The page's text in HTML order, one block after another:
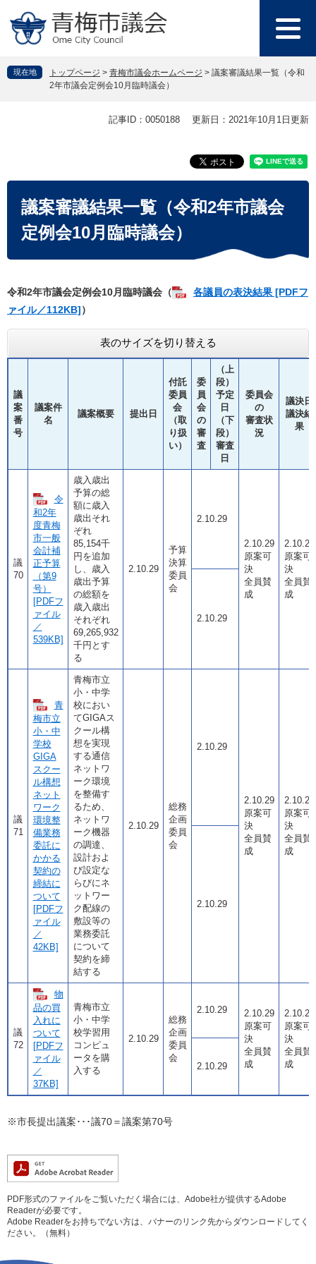
先
頭
を
飛
現在地 トップページ > 青梅市議会ホームページ > 議案審議結果一覧（令和
2年市議会定例会10月臨時議会）
記事ID：0050188 更新日：2021年10月1日更新
議案審議結果一覧（令和2年市議会
定例会10月臨時議会）
令和2年市議会定例会10月臨時議会（
各議員の表決結果 [PDFフ
ァイル／112KB]）
表のサイズを切り替える
議
案
番
号
議案件
名
議案概要 提出日
付託
委員
会
（取
り扱
い）
委
員
会
の
審
査
（上
段）
予定
日
（下
段）
審査
日
委員会
の
審査状
況
議決日
議決結
果
議
70
令
和2年
度青梅
市一般
会計補
正予算
（第9
号）
[PDFフ
ァイル
／
539KB]
歳入歳出
予算の総
額に歳入
歳出それ
ぞれ
85,154千
円を追加
し、歳入
歳出予算
の総額を
歳入歳出
それぞれ
69,265,932
千円とす
る
2.10.29
予算
決算
委員
会
2.10.29
2.10.29
原案可
決
全員賛
成
2.10.29
原案可
決
全員賛
成
2.10.29
議
71
青
梅市立
小・中
学校
GIGA
スクー
ル構想
ネット
ワーク
環境整
備業務
委託に
かかる
契約の
締結に
ついて
[PDFフ
ァイル
／
42KB]
青梅市立
小・中学
校におい
てGIGAス
クール構
想を実現
する通信
ネットワ
ーク環境
を整備す
るため、
ネットワ
ーク機器
の調達、
設計およ
び設定な
らびにネ
ットワー
ク配線の
敷設等の
業務委託
について
契約を締
結する
2.10.29
総務
企画
委員
会
2.10.29
2.10.29
原案可
決
全員賛
成
2.10.29
原案可
決
全員賛
成
2.10.29
議
72
物
品の買
入れに
ついて
[PDFフ
ァイル
／
37KB]
青梅市立
小・中学
校学習用
コンピュ
ータを購
入する
2.10.29
総務
企画
委員
会
2.10.29
2.10.29
原案可
決
全員賛
成
2.10.29
原案可
決
全員賛
成
2.10.29
※市長提出議案･･･議70＝議案第70号
PDF形式のファイルをご覧いただく場合には、Adobe社が提供するAdobe
Readerが必要です。
Adobe Readerをお持ちでない方は、バナーのリンク先からダウンロードしてく
ださい。（無料）